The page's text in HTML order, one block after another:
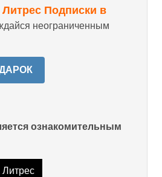
Подписки в
неограниченным
ознакомительным